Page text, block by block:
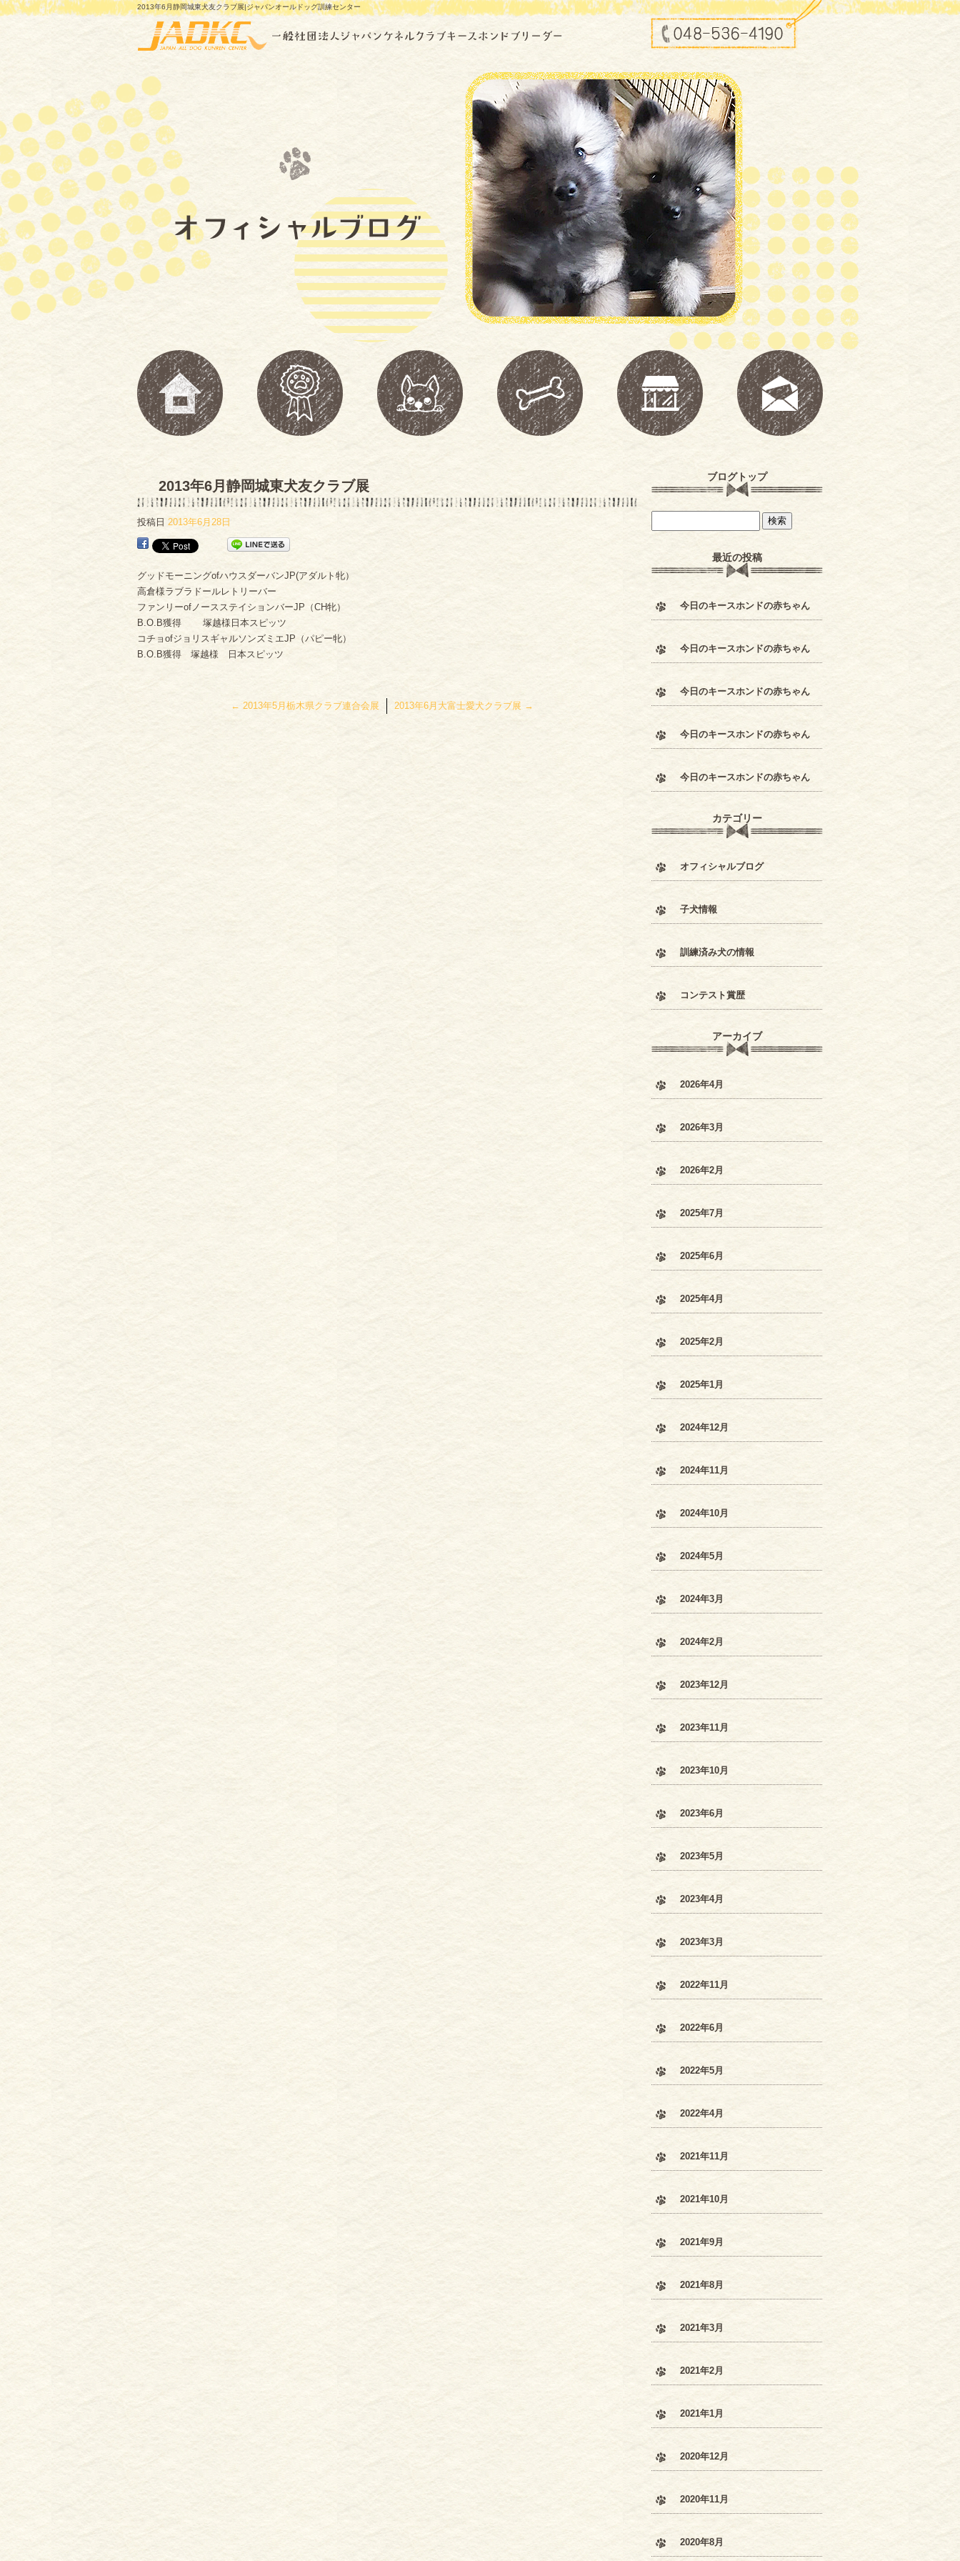
2013年6月静岡城東犬友クラブ展|ジャパンオールドッグ訓練センター
2013年6月静岡城東犬友クラブ展
投稿日 2013年6月28日
グッドモーニングofハウスダーバンJP(アダルト牝）
高倉様ラブラドールレトリーバー
ファンリーofノースステイションバーJP（CH牝）
B.O.B獲得 塚越様日本スピッツ
コチョofジョリスギャルソンズミエJP（パピー牝）
B.O.B獲得 塚越様 日本スピッツ
← 2013年5月栃木県クラブ連合会展 2013年6月大富士愛犬クラブ展 →
ブログトップ
最近の投稿
今日のキースホンドの赤ちゃん
今日のキースホンドの赤ちゃん
今日のキースホンドの赤ちゃん
今日のキースホンドの赤ちゃん
今日のキースホンドの赤ちゃん
カテゴリー
オフィシャルブログ
子犬情報
訓練済み犬の情報
コンテスト賞歴
アーカイブ
2026年4月
2026年3月
2026年2月
2025年7月
2025年6月
2025年4月
2025年2月
2025年1月
2024年12月
2024年11月
2024年10月
2024年5月
2024年3月
2024年2月
2023年12月
2023年11月
2023年10月
2023年6月
2023年5月
2023年4月
2023年3月
2022年11月
2022年6月
2022年5月
2022年4月
2021年11月
2021年10月
2021年9月
2021年8月
2021年3月
2021年2月
2021年1月
2020年12月
2020年11月
2020年8月